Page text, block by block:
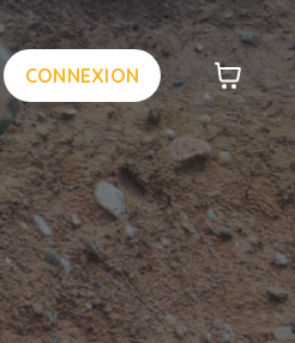
CONNEXION